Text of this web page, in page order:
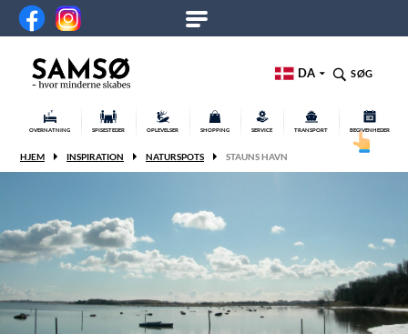
DA SØG
OVERNATNING SPISESTEDER OPLEVELSER SHOPPING SERVICE TRANSPORT BEGIVENHEDER
HJEM INSPIRATION NATURSPOTS STAUNS HAVN